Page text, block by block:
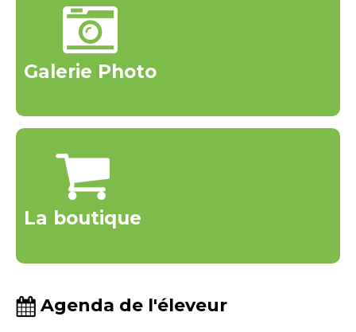
Galerie Photo
La boutique
Agenda de l'éleveur